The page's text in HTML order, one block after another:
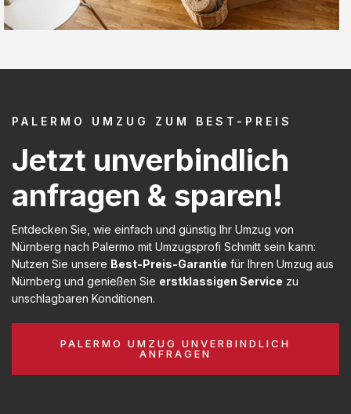
PALERMO UMZUG ZUM BEST-PREIS
Jetzt unverbindlich
anfragen & sparen!
Entdecken Sie, wie einfach und günstig Ihr Umzug von
Nürnberg nach Palermo mit Umzugsprofi Schmitt sein kann:
Nutzen Sie unsere Best-Preis-Garantie für Ihren Umzug aus
Nürnberg und genießen Sie erstklassigen Service zu
unschlagbaren Konditionen.
PALERMO UMZUG UNVERBINDLICH
ANFRAGEN